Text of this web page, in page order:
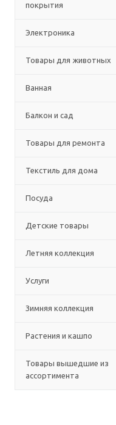
покрытия
Электроника
Товары для животных
Ванная
Балкон и сад
Товары для ремонта
Текстиль для дома
Посуда
Детские товары
Летняя коллекция
Услуги
Зимняя коллекция
Растения и кашпо
Товары вышедшие из
ассортимента